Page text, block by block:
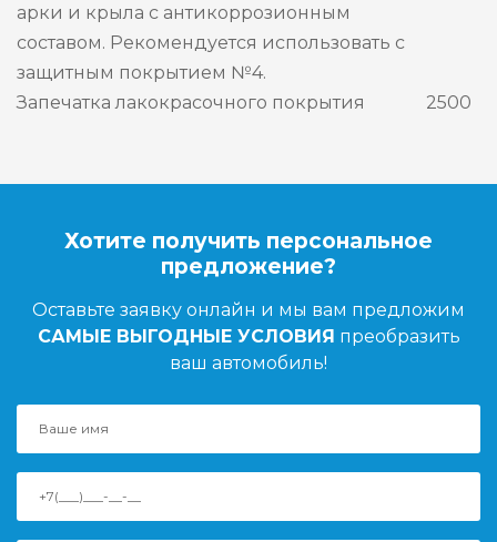
арки и крыла с антикоррозионным
составом. Рекомендуется использовать с
защитным покрытием №4.
Запечатка лакокрасочного покрытия 2500
Хотите получить персональное
предложение?
Оставьте заявку онлайн и мы вам предложим
САМЫЕ ВЫГОДНЫЕ УСЛОВИЯ преобразить
ваш автомобиль!